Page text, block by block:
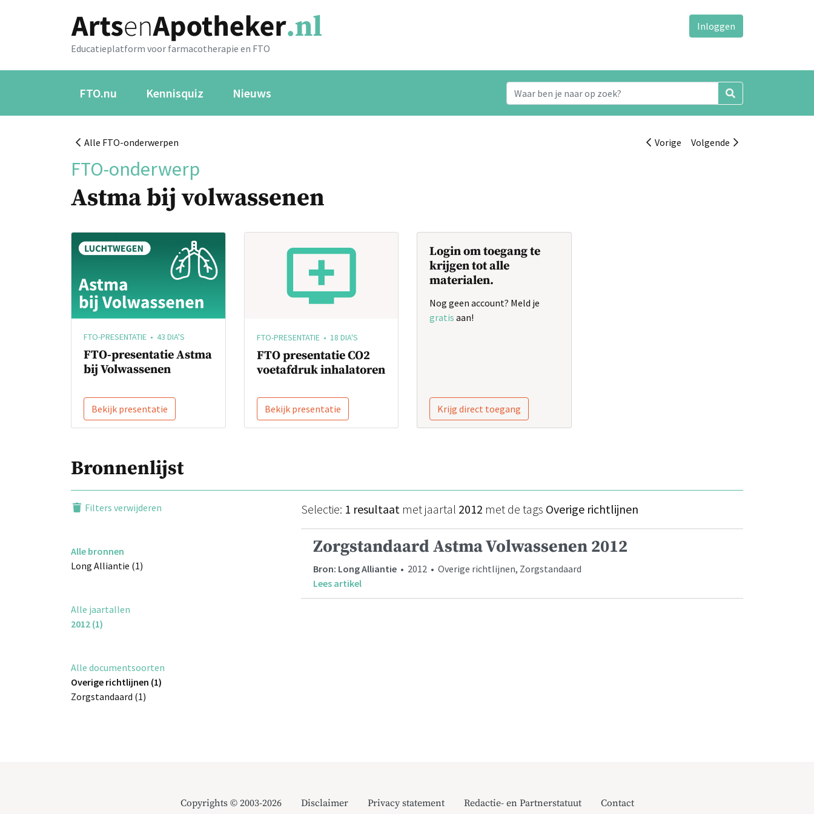
Educatieplatform voor farmacotherapie en FTO
Inloggen
FTO.nu Kennisquiz Nieuws
Alle FTO-onderwerpen Vorige Volgende
FTO-onderwerp
Astma bij volwassenen
FTO-PRESENTATIE • 43 DIA'S
FTO-presentatie Astma
bij Volwassenen
Bekijk presentatie
FTO-PRESENTATIE • 18 DIA'S
FTO presentatie CO2
voetafdruk inhalatoren
Bekijk presentatie
Login om toegang te
krijgen tot alle
materialen.
Nog geen account? Meld je
gratis aan!
Krijg direct toegang
Bronnenlijst
Filters verwijderen
Alle bronnen
Long Alliantie (1)
Alle jaartallen
2012 (1)
Alle documentsoorten
Overige richtlijnen (1)
Zorgstandaard (1)
Selectie: 1 resultaat met jaartal 2012 met de tags Overige richtlijnen
Zorgstandaard Astma Volwassenen 2012
Bron: Long Alliantie • 2012 • Overige richtlijnen, Zorgstandaard
Lees artikel
Copyrights © 2003-2026 Disclaimer Privacy statement Redactie- en Partnerstatuut Contact